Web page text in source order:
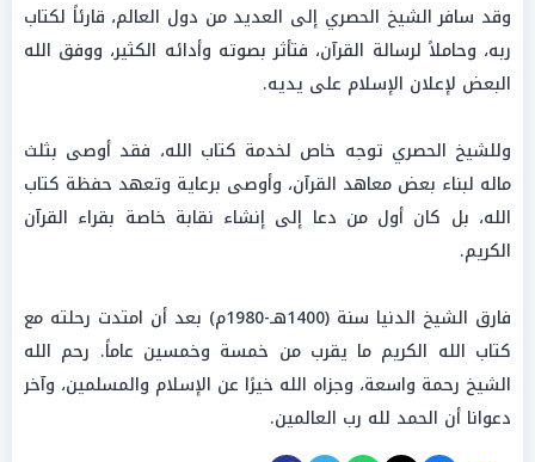
وقد سافر الشيخ الحصري إلى العديد من دول العالم، قارئاً لكتاب
ربه، وحاملاً لرسالة القرآن، فتأثر بصوته وأدائه الكثير، ووفق الله
البعض لإعلان الإسلام على يديه.
وللشيخ الحصري توجه خاص لخدمة كتاب الله، فقد أوصى بثلث
ماله لبناء بعض معاهد القرآن، وأوصى برعاية وتعهد حفظة كتاب
الله، بل كان أول من دعا إلى إنشاء نقابة خاصة بقراء القرآن
الكريم.
فارق الشيخ الدنيا سنة (1400هـ-1980م) بعد أن امتدت رحلته مع
كتاب الله الكريم ما يقرب من خمسة وخمسين عاماً. رحم الله
الشيخ رحمة واسعة، وجزاه الله خيرًا عن الإسلام والمسلمين، وآخر
دعوانا أن الحمد لله رب العالمين.